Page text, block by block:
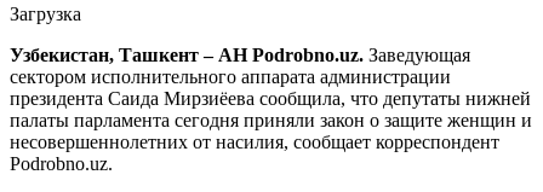
Загрузка
Узбекистан, Ташкент – АН Podrobno.uz. Заведующая
сектором исполнительного аппарата администрации
президента Саида Мирзиёева сообщила, что депутаты нижней
палаты парламента сегодня приняли закон о защите женщин и
несовершеннолетних от насилия, сообщает корреспондент
Podrobno.uz.